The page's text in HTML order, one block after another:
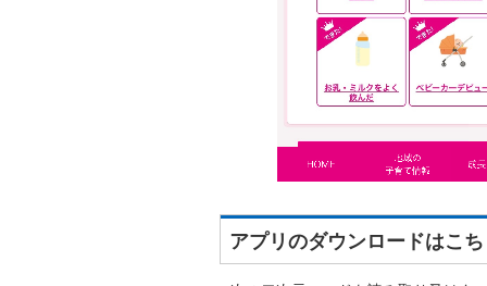
アプリのダウンロードはこ